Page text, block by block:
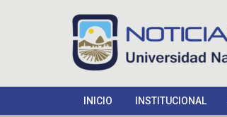
INICIO INSTITUCIONAL